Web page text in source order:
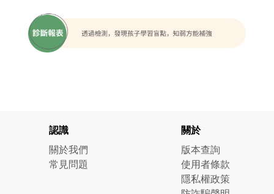
認識
關於我們
常見問題
關於
版本查詢
使用者條款
隱私權政策